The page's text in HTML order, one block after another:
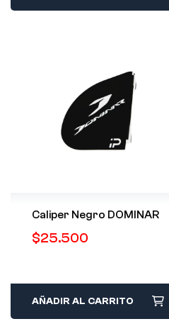
Caliper Negro DOMINAR
$25.500
AÑADIR AL CARRITO